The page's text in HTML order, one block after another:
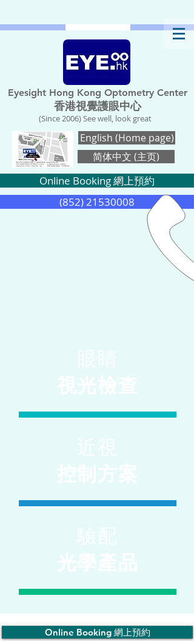
Eyesight Hong Kong Optometry Center
香港視覺護眼中心
(Since 2006) See well, look great
English (Home page)
简体中文 (主页)
Online Booking 網上預約
(852) 21530008
Online Booking 網上預約